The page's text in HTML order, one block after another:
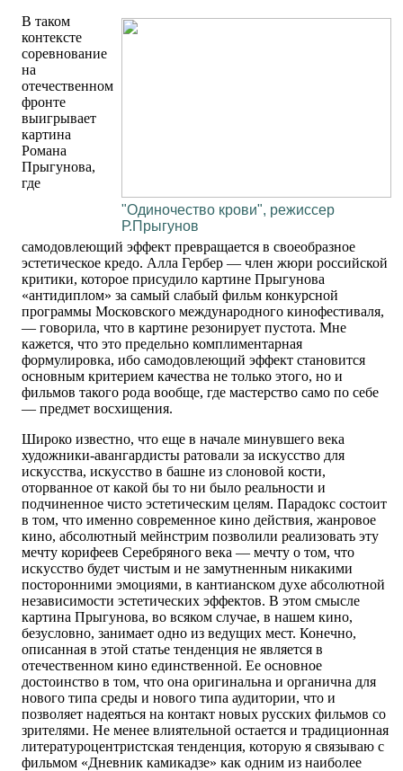
"Одиночество крови", режиссер
Р.Прыгунов
В таком
контексте
соревнование
на
отечественном
фронте
выигрывает
картина
Романа
Прыгунова,
где
самодовлеющий эффект превращается в своеобразное
эстетическое кредо. Алла Гербер — член жюри российской
критики, которое присудило картине Прыгунова
«антидиплом» за самый слабый фильм конкурсной
программы Московского международного кинофестиваля,
— говорила, что в картине резонирует пустота. Мне
кажется, что это предельно комплиментарная
формулировка, ибо самодовлеющий эффект становится
основным критерием качества не только этого, но и
фильмов такого рода вообще, где мастерство само по себе
— предмет восхищения.
Широко известно, что еще в начале минувшего века
художники-авангардисты ратовали за искусство для
искусства, искусство в башне из слоновой кости,
оторванное от какой бы то ни было реальности и
подчиненное чисто эстетическим целям. Парадокс состоит
в том, что именно современное кино действия, жанровое
кино, абсолютный мейнстрим позволили реализовать эту
мечту корифеев Серебряного века — мечту о том, что
искусство будет чистым и не замутненным никакими
посторонними эмоциями, в кантианском духе абсолютной
независимости эстетических эффектов. В этом смысле
картина Прыгунова, во всяком случае, в нашем кино,
безусловно, занимает одно из ведущих мест. Конечно,
описанная в этой статье тенденция не является в
отечественном кино единственной. Ее основное
достоинство в том, что она оригинальна и органична для
нового типа среды и нового типа аудитории, что и
позволяет надеяться на контакт новых русских фильмов со
зрителями. Не менее влиятельной остается и традиционная
литературоцентристская тенденция, которую я связываю с
фильмом «Дневник камикадзе» как одним из наиболее